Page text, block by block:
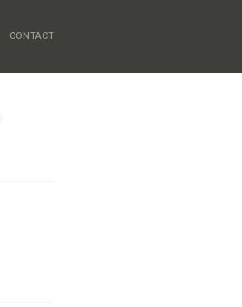
CONTACT